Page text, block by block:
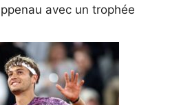
avec un trophée